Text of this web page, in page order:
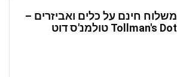
משלוח חינם על כלים ואביזרים –
Tollman's Dot טולמנ'ס דוט